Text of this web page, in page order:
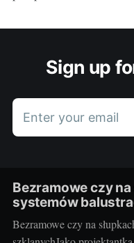
Sign up
Enter your email
Bezramowe czy
systemów
Bezramowe czy na